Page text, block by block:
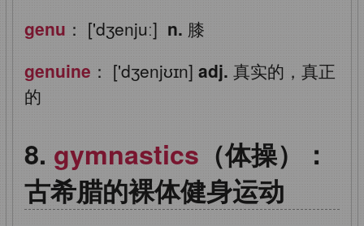
genu ： ['dʒenjuː] n. 膝
genuine ： ['dʒenjʊɪn] adj. 真实的，真正
的
gymnastics （体操）：
古希腊的裸体健身运动